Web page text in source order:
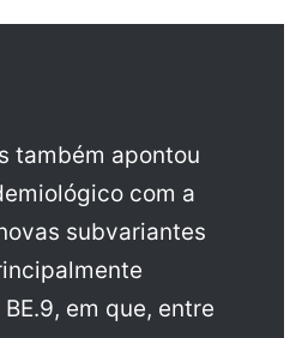
também apontou
com a
subvariantes
BE.9, em que, entre